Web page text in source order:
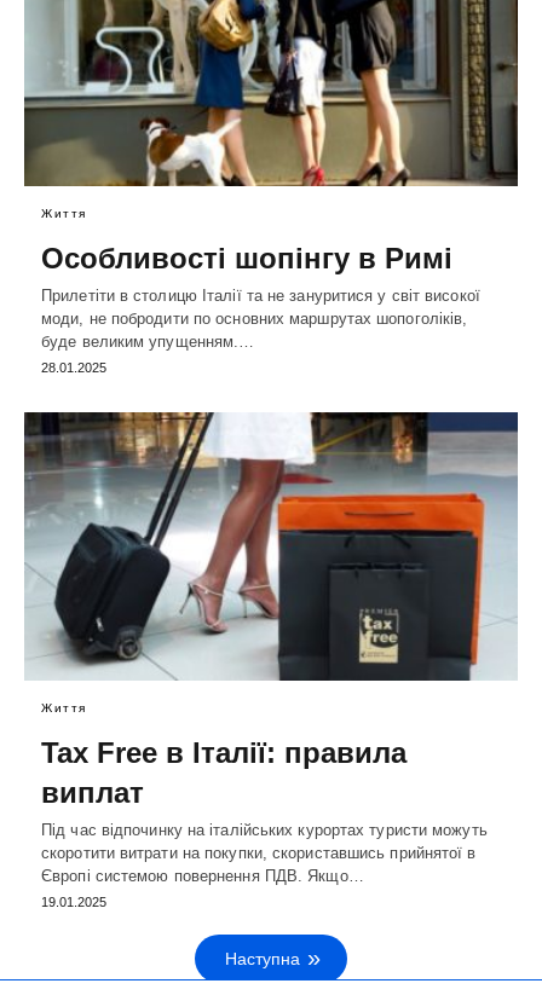
Життя
Особливості шопінгу в Римі
Прилетіти в столицю Італії та не зануритися у світ високої
моди, не побродити по основних маршрутах шопоголіків,
буде великим упущенням.…
28.01.2025
Життя
Tax Free в Італії: правила
виплат
Під час відпочинку на італійських курортах туристи можуть
скоротити витрати на покупки, скориставшись прийнятої в
Європі системою повернення ПДВ. Якщо…
19.01.2025
Наступна